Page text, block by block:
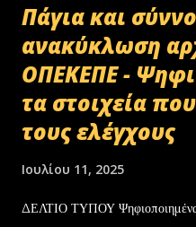
Πάγια και
ανακύκλωση
ΟΠΕΚΕΠΕ -
τα στοιχεία
τους ελέγχους
Ιουλίου 11, 2025
ΔΕΛΤΙΟ ΤΥΠΟΥ Ψηφιοποιημένα